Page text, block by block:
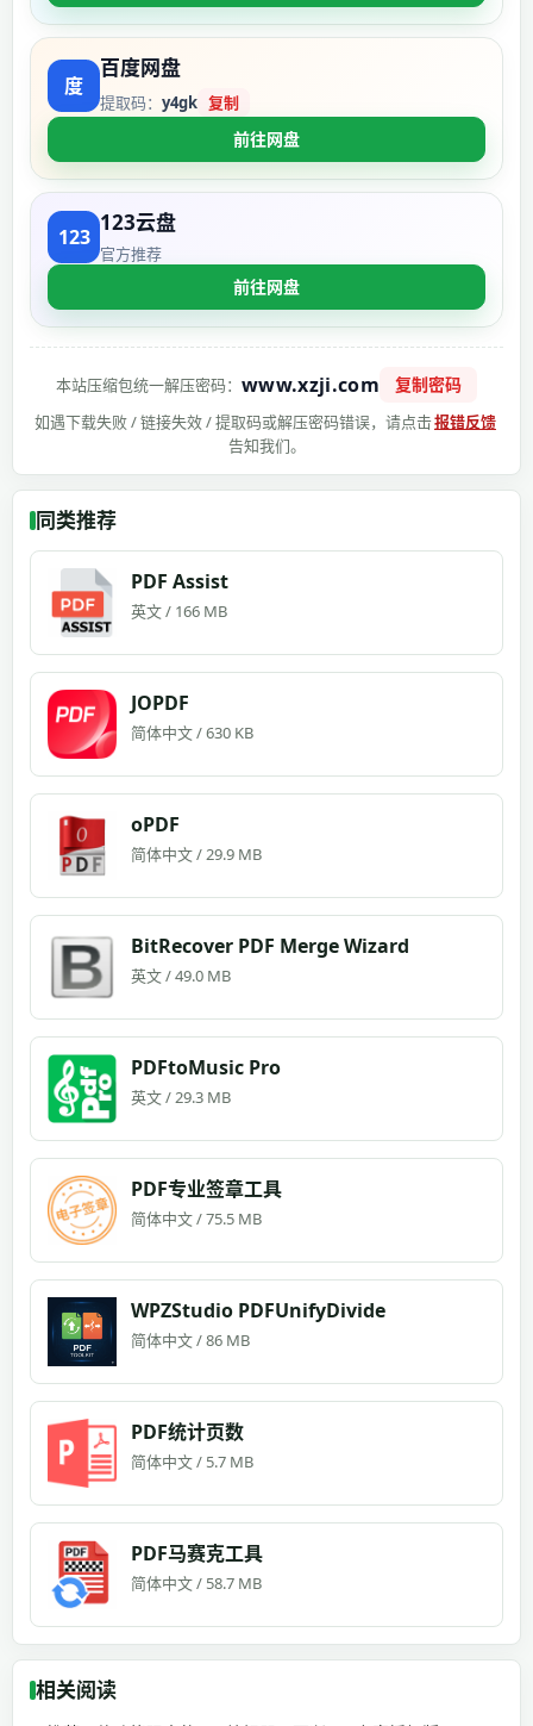
百度网盘
提取码： y4gk 复制
前往网盘
123云盘
官方推荐
前往网盘
本站压缩包统一解压密码：www.xzji.com 复制密码
如遇下载失败 / 链接失效 / 提取码或解压密码错误，请点击报错反馈
告知我们。
同类推荐
PDF Assist
英文 / 166 MB
JOPDF
简体中文 / 630 KB
oPDF
简体中文 / 29.9 MB
BitRecover PDF Merge Wizard
英文 / 49.0 MB
PDFtoMusic Pro
英文 / 29.3 MB
PDF专业签章工具
简体中文 / 75.5 MB
WPZStudio PDFUnifyDivide
简体中文 / 86 MB
PDF统计页数
简体中文 / 5.7 MB
PDF马赛克工具
简体中文 / 58.7 MB
相关阅读